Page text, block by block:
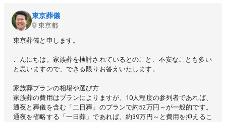
東京葬儀
東京都
東京葬儀と申します。
こんにちは。家族葬を検討されているとのこと、不安なことも多い
と思いますので、できる限りお答えいたします。
家族葬プランの相場や選び方
家族葬の費用はプランによりますが、10人程度の参列者であれば、
通夜と葬儀を含む「二日葬」のプランで約52万円～が一般的です。
通夜を省略する「一日葬」であれば、約39万円～と費用を抑えるこ